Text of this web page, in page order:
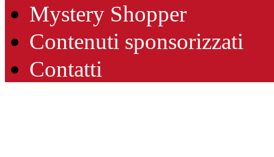
Mystery Shopper
Contenuti sponsorizzati
Contatti